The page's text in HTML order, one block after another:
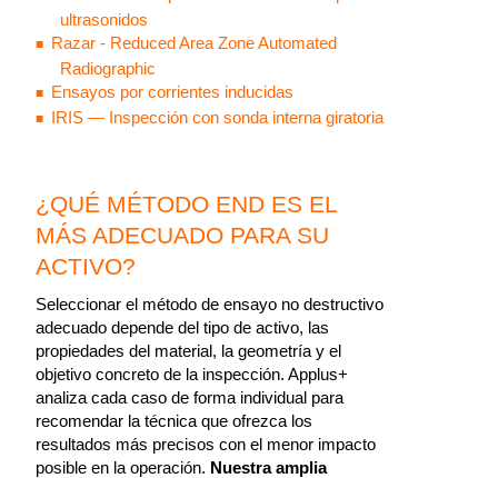
ultrasonidos
Razar - Reduced Area Zone Automated
Radiographic
Ensayos por corrientes inducidas
IRIS — Inspección con sonda interna giratoria
¿QUÉ MÉTODO END ES EL
MÁS ADECUADO PARA SU
ACTIVO?
Seleccionar el método de ensayo no destructivo
adecuado depende del tipo de activo, las
propiedades del material, la geometría y el
objetivo concreto de la inspección. Applus+
analiza cada caso de forma individual para
recomendar la técnica que ofrezca los
resultados más precisos con el menor impacto
posible en la operación. Nuestra amplia